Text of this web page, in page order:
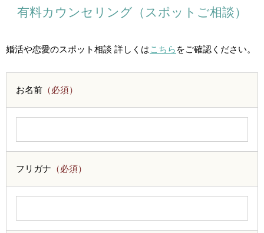
有料カウンセリング（スポットご相談）
婚活や恋愛のスポット相談 詳しくはこちら をご確認ください。
お名前 （必須）
フリガナ （必須）